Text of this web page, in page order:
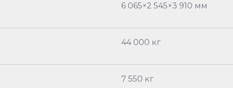
6 065×2 545×3 910 мм
44 000 кг
7 550 кг